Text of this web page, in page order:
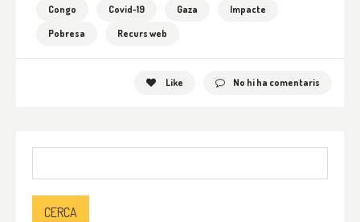
Congo
Covid-19 Gaza
Impacte
Pobresa
Recurs web
Like No hi ha comentaris